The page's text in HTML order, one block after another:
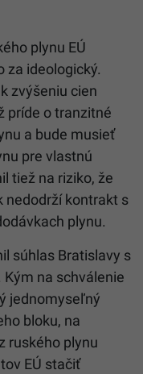
plynu EÚ
za ideologický.
zvýšeniu cien
príde o tranzitné
a bude musieť
pre vlastnú
tiež na riziko, že
nedodrží kontrakt s
plynu.
súhlas Bratislavy s
na schválenie
jednomyseľný
bloku, na
ruského plynu
EÚ stačiť